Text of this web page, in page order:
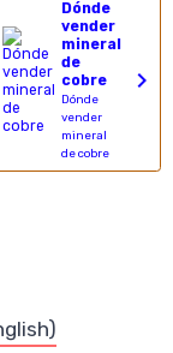
Dónde
vender
mineral
de
cobre
Dónde
vender
mineral
de cobre